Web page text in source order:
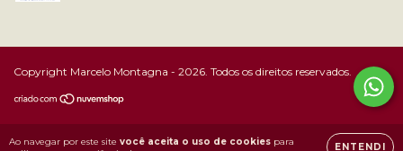
Ao navegar por este site você aceita o uso de cookies para
ENTENDI
Copyright Marcelo Montagna - 2026. Todos os direitos reservados.